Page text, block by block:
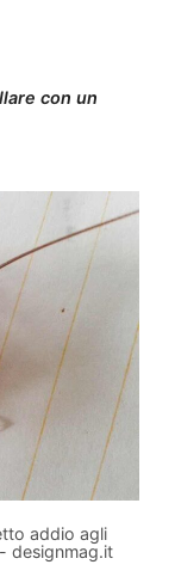
con un
addio agli
designmag.it